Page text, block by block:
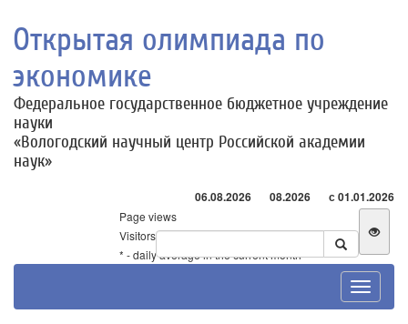
Открытая олимпиада по
экономике
Федеральное государственное бюджетное учреждение
науки
«Вологодский научный центр Российской академии
наук»
06.08.2026 08.2026 с 01.01.2026
Page views
Visitors
* - daily average in the current month
Toggle